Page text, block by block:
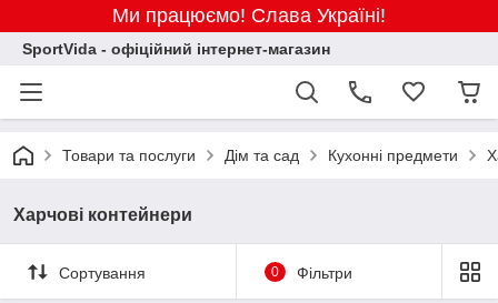
Ми працюємо! Слава Україні!
SportVida - офіційний інтернет-магазин
Товари та послуги Дім та сад Кухонні предмети
Харчові контейнери
Сортування 0 Фільтри